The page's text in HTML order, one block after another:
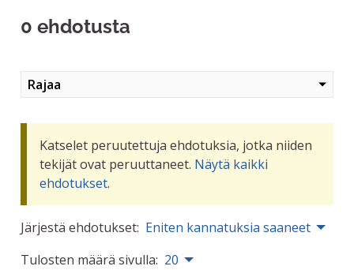
0 ehdotusta
Rajaa
Katselet peruutettuja ehdotuksia, jotka niiden
tekijät ovat peruuttaneet. Näytä kaikki
ehdotukset.
Järjestä ehdotukset: Eniten kannatuksia saaneet
Tulosten määrä sivulla: 20